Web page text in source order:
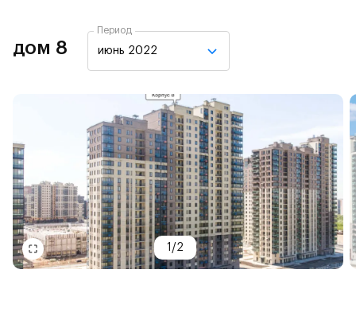
дом 8
Период
июнь 2022
1 /2